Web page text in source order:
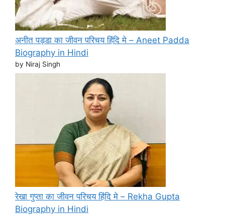
अनीत पड्डा का जीवन परिचय हिंदि मे – Aneet Padda
Biography in Hindi
by Niraj Singh
रेखा गुप्ता का जीवन परिचय हिंदि मे – Rekha Gupta
Biography in Hindi